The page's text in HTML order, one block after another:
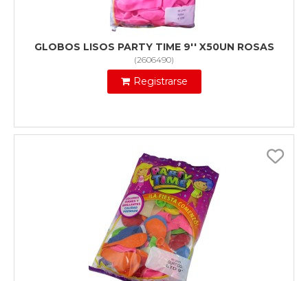
GLOBOS LISOS PARTY TIME 9'' X50UN ROSAS
(2606490)
Registrarse